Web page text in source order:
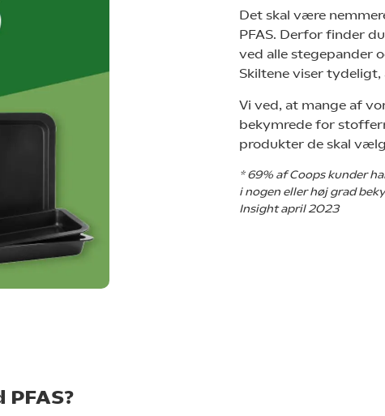
Det skal være
PFAS. Derfor finder
ved alle stegepander
Skiltene viser tydeligt,
Vi ved, at mange af
bekymrede for
produkter de skal
* 69% af Coops kunder
i nogen eller høj grad
Insight april 2023